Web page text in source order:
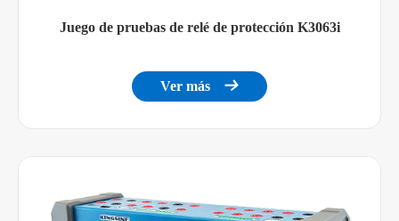
Juego de pruebas de relé de protección K3063i
Ver más 